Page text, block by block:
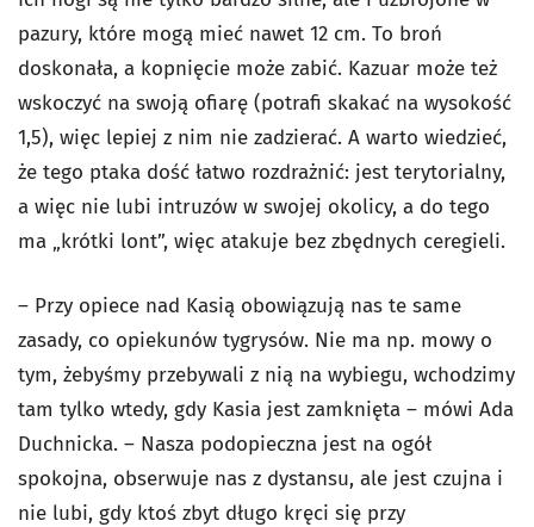
pazury, które mogą mieć nawet 12 cm. To broń
doskonała, a kopnięcie może zabić. Kazuar może też
wskoczyć na swoją ofiarę (potrafi skakać na wysokość
1,5), więc lepiej z nim nie zadzierać. A warto wiedzieć,
że tego ptaka dość łatwo rozdrażnić: jest terytorialny,
a więc nie lubi intruzów w swojej okolicy, a do tego
ma „krótki lont”, więc atakuje bez zbędnych ceregieli.
– Przy opiece nad Kasią obowiązują nas te same
zasady, co opiekunów tygrysów. Nie ma np. mowy o
tym, żebyśmy przebywali z nią na wybiegu, wchodzimy
tam tylko wtedy, gdy Kasia jest zamknięta – mówi Ada
Duchnicka. – Nasza podopieczna jest na ogół
spokojna, obserwuje nas z dystansu, ale jest czujna i
nie lubi, gdy ktoś zbyt długo kręci się przy